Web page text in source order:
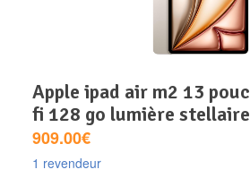
apple ipad air m2 13 pouces (2024) wi-
fi 128 go lumière stellaire
909.00€
1 revendeur